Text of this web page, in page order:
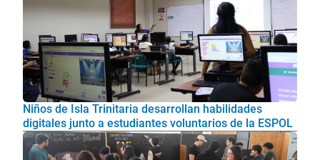
Niños de Isla Trinitaria desarrollan habilidades
digitales junto a estudiantes voluntarios de la ESPOL